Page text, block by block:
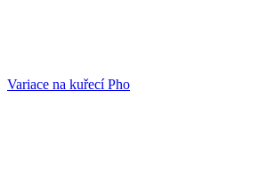
Variace na kuřecí Pho